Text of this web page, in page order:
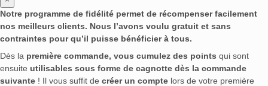
Notre programme de fidélité permet de récompenser facilement
nos meilleurs clients. Nous l’avons voulu gratuit et sans
contraintes pour qu’il puisse bénéficier à tous.
Dès la première commande, vous cumulez des points qui sont
ensuite utilisables sous forme de cagnotte dès la commande
suivante ! Il vous suffit de créer un compte lors de votre première